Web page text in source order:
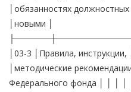
│обязанностях
│новыми │
│03-3 │Правила,
│методические
Федерального фонда │ │ │ │